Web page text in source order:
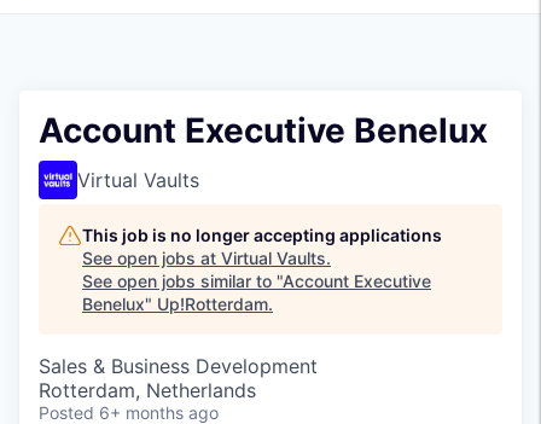
Account Executive Benelux
Virtual Vaults
This job is no longer accepting applications
See open jobs at Virtual Vaults.
See open jobs similar to "Account Executive
Benelux" Up!Rotterdam.
Sales & Business Development
Rotterdam, Netherlands
Posted 6+ months ago